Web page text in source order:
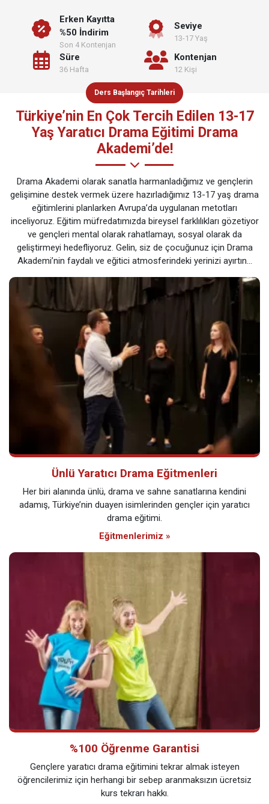
Erken Kayıtta
%50 İndirim
Son 4 Kontenjan
Seviye
13-17 Yaş
Süre
36 Hafta
Kontenjan
12 Kişi
Ders Başlangıç Tarihleri
Türkiye’nin En Çok Tercih Edilen 13-17
Yaş Yaratıcı Drama Eğitimi Drama
Akademi’de!
Drama Akademi olarak sanatla harmanladığımız ve gençlerin
gelişimine destek vermek üzere hazırladığımız 13-17 yaş drama
eğitimlerini planlarken Avrupa’da uygulanan metotları
inceliyoruz. Eğitim müfredatımızda bireysel farklılıkları gözetiyor
ve gençleri mental olarak rahatlamayı, sosyal olarak da
geliştirmeyi hedefliyoruz. Gelin, siz de çocuğunuz için Drama
Akademi’nin faydalı ve eğitici atmosferindeki yerinizi ayırtın…
Ünlü Yaratıcı Drama Eğitmenleri
Her biri alanında ünlü, drama ve sahne sanatlarına kendini
adamış, Türkiye’nin duayen isimlerinden gençler için yaratıcı
drama eğitimi.
Eğitmenlerimiz »
%100 Öğrenme Garantisi
Gençlere yaratıcı drama eğitimini tekrar almak isteyen
öğrencilerimiz için herhangi bir sebep aranmaksızın ücretsiz
kurs tekrarı hakkı.